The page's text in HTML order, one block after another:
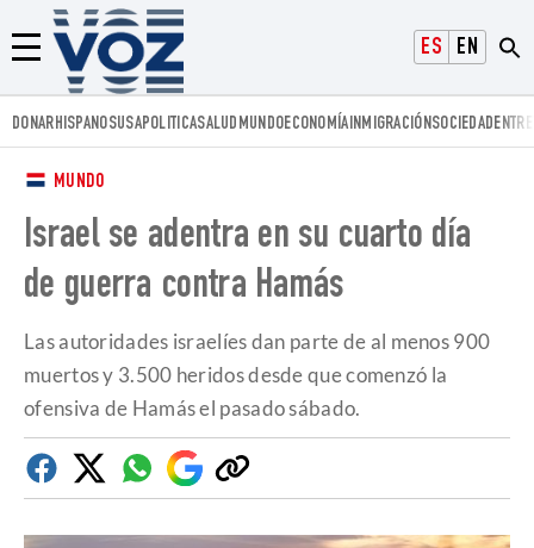
ESPAÑOLENGLISH
Menú
Voz.us
DONARHISPANOSUSAPOLITICASALUD MUNDOECONOMÍAINMIGRACIÓNSOCIEDAD
MUNDO
Israel se adentra en su cuarto día
de guerra contra Hamás
Las autoridades israelíes dan parte de al menos 900
muertos y 3.500 heridos desde que comenzó la
ofensiva de Hamás el pasado sábado.
FacebookTwitterWhatsapp
Google
Discover
Copiar
enlace